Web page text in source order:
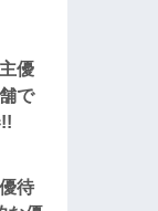
優
で
待